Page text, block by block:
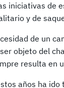
iniciativas de
y de
de un
objeto del
resulta en
años ha